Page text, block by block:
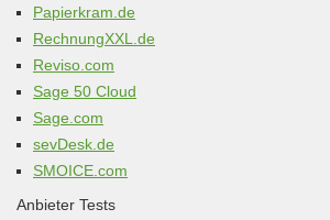
Papierkram.de
RechnungXXL.de
Reviso.com
Sage 50 Cloud
Sage.com
sevDesk.de
SMOICE.com
Anbieter Tests